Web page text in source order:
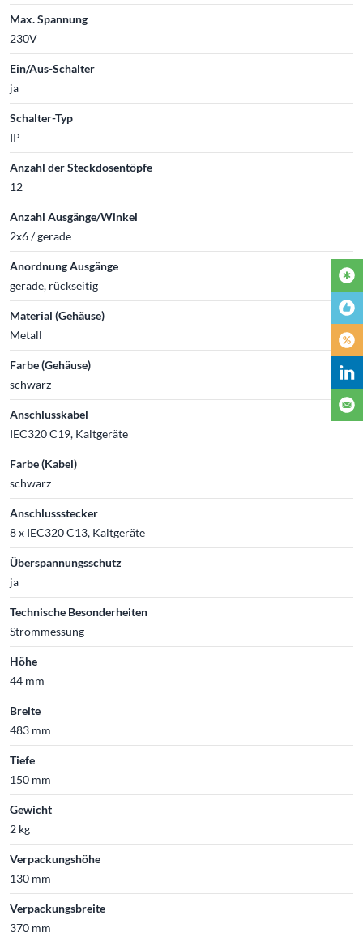
Max. Spannung
230V
Ein/Aus-Schalter
ja
Schalter-Typ
IP
Anzahl der Steckdosentöpfe
12
Anzahl Ausgänge/Winkel
2x6 / gerade
Anordnung Ausgänge
gerade, rückseitig
Material (Gehäuse)
Metall
Farbe (Gehäuse)
schwarz
Anschlusskabel
IEC320 C19, Kaltgeräte
Farbe (Kabel)
schwarz
Anschlussstecker
8 x IEC320 C13, Kaltgeräte
Überspannungsschutz
ja
Technische Besonderheiten
Strommessung
Höhe
44 mm
Breite
483 mm
Tiefe
150 mm
Gewicht
2 kg
Verpackungshöhe
130 mm
Verpackungsbreite
370 mm